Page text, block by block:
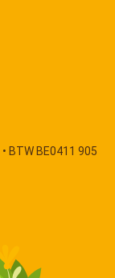
• BTW BE0411 905